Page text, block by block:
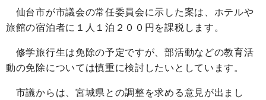
仙台市が市議会の常任委員会に示した案は、ホテルや
旅館の宿泊者に１人１泊２００円を課税します。
修学旅行生は免除の予定ですが、部活動などの教育活
動の免除については慎重に検討したいとしています。
市議からは、宮城県との調整を求める意見が出まし